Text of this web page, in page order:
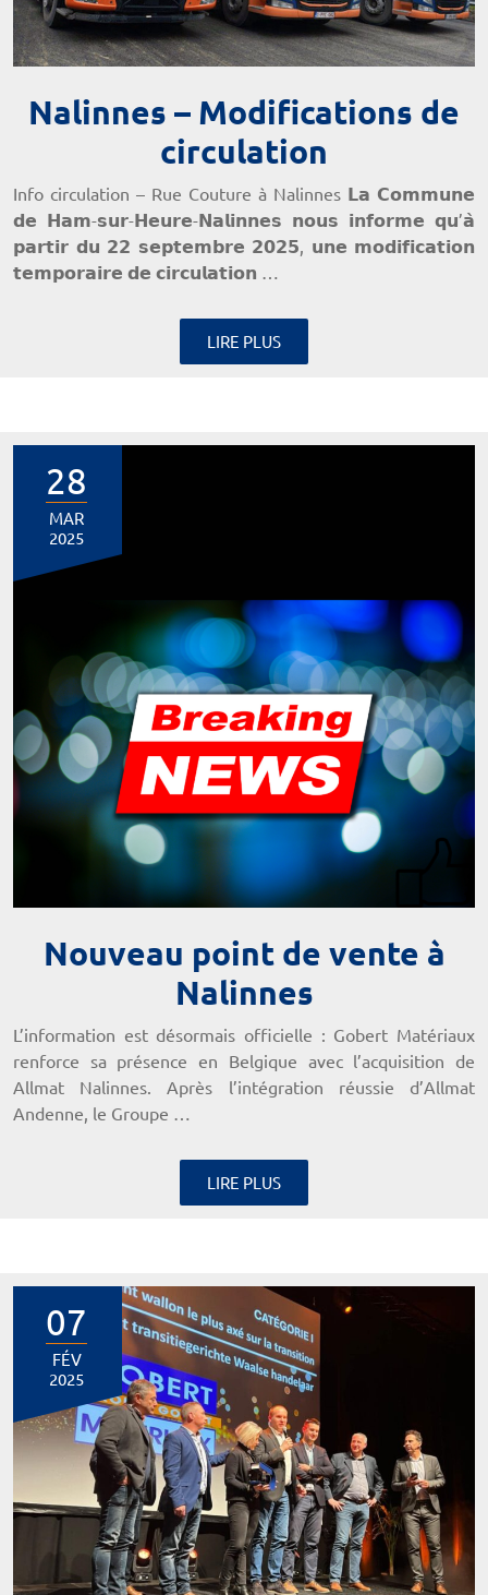
Nalinnes – Modifications de
circulation
Info circulation – Rue Couture à Nalinnes 𝗟𝗮 𝗖𝗼𝗺𝗺𝘂𝗻𝗲
𝗱𝗲 𝗛𝗮𝗺-𝘀𝘂𝗿-𝗛𝗲𝘂𝗿𝗲-𝗡𝗮𝗹𝗶𝗻𝗻𝗲𝘀 𝗻𝗼𝘂𝘀 𝗶𝗻𝗳𝗼𝗿𝗺𝗲 𝗾𝘂’𝗮̀
𝗽𝗮𝗿𝘁𝗶𝗿 𝗱𝘂 𝟮𝟮 𝘀𝗲𝗽𝘁𝗲𝗺𝗯𝗿𝗲 𝟮𝟬𝟮𝟱, 𝘂𝗻𝗲 𝗺𝗼𝗱𝗶𝗳𝗶𝗰𝗮𝘁𝗶𝗼𝗻
𝘁𝗲𝗺𝗽𝗼𝗿𝗮𝗶𝗿𝗲 𝗱𝗲 𝗰𝗶𝗿𝗰𝘂𝗹𝗮𝘁𝗶𝗼𝗻 …
LIRE PLUS
28
MAR
2025
Nouveau point de vente à
Nalinnes
L’information est désormais officielle : Gobert Matériaux
renforce sa présence en Belgique avec l’acquisition de
Allmat Nalinnes. Après l’intégration réussie d’Allmat
Andenne, le Groupe …
LIRE PLUS
07
FÉV
2025